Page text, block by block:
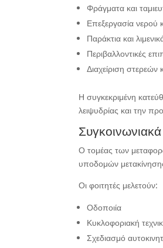
Φράγματα και
Επεξεργασία νερού
Παράκτια και
Περιβαλλοντικές
Διαχείριση
Η συγκεκριμένη
λειψυδρίας και την
Ο τομέας των
υποδομών
Οι φοιτητές μελετούν:
Οδοποιία
Κυκλοφοριακή
Σχεδιασμό